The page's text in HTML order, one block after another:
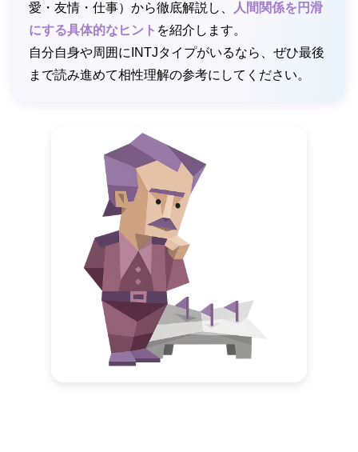
愛・友情・仕事）から徹底解説し、
人間関係を円滑
にする具体的なヒント を紹介します。
自分自身や周囲にINTJタイプがいるなら、ぜひ最後
まで読み進めて相性理解の参考にしてください。